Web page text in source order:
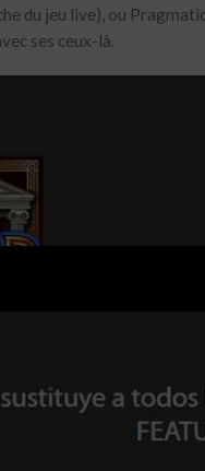
du jeu live), ou
ses ceux-là.